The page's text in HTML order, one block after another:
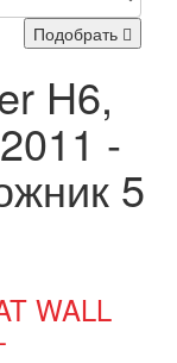
Подобрать
H6,
-
5
WALL